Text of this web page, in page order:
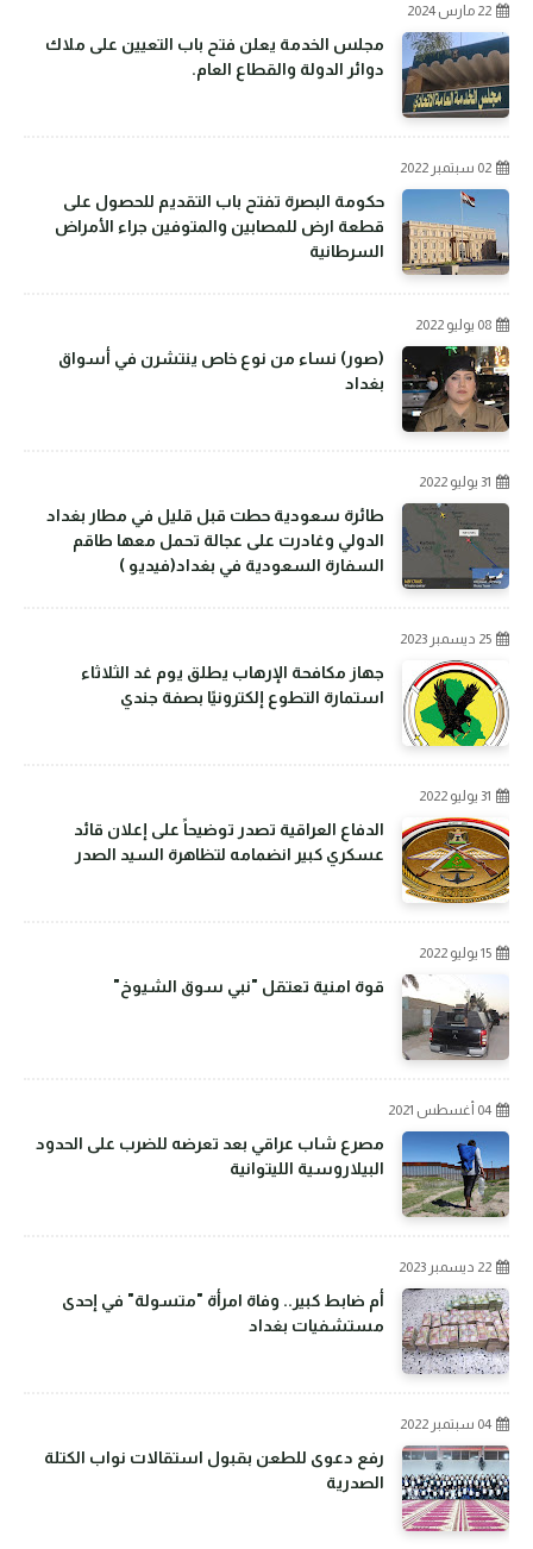
22 مارس 2024
مجلس الخدمة يعلن فتح باب التعيين على ملاك
دوائر الدولة والقطاع العام.
02 سبتمبر 2022
حكومة البصرة تفتح باب التقديم للحصول على
قطعة ارض للمصابين والمتوفين جراء الأمراض
السرطانية
08 يوليو 2022
(صور) نساء من نوع خاص ينتشرن في أسواق
بغداد
31 يوليو 2022
طائرة سعودية حطت قبل قليل في مطار بغداد
الدولي وغادرت على عجالة تحمل معها طاقم
السفارة السعودية في بغداد(فيديو )
25 ديسمبر 2023
جهاز مكافحة الإرهاب يطلق يوم غد الثلاثاء
استمارة التطوع إلكترونيًا بصفة جندي
31 يوليو 2022
الدفاع العراقية تصدر توضيحاً على إعلان قائد
عسكري كبير انضمامه لتظاهرة السيد الصدر
15 يوليو 2022
قوة امنية تعتقل "نبي سوق الشيوخ"
04 أغسطس 2021
مصرع شاب عراقي بعد تعرضه للضرب على الحدود
البيلاروسية الليتوانية
22 ديسمبر 2023
أم ضابط كبير.. وفاة امرأة "متسولة" في إحدى
مستشفيات بغداد
04 سبتمبر 2022
رفع دعوى للطعن بقبول استقالات نواب الكتلة
الصدرية